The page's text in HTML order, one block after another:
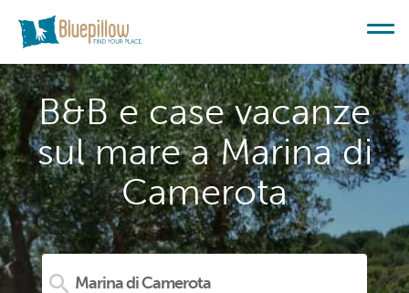
B&B e case vacanze
sul mare a Marina di
Camerota